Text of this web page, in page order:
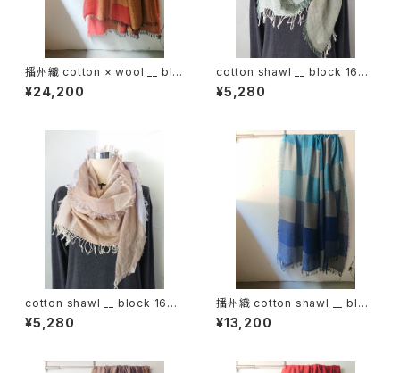
播州織 cotton × wool __ blo
ck 220-120 鬼灯GK
¥24,200
cotton shawl __ block 160
深閑w
¥5,280
cotton shawl __ block 160
木通w
¥5,280
播州織 cotton shawl __ bloc
k 220-120 深海GK
¥13,200